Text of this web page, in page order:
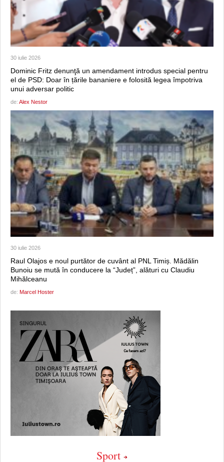
30 iulie 2026
Dominic Fritz denunţă un amendament introdus special pentru
el de PSD: Doar în țările bananiere e folosită legea împotriva
unui adversar politic
de: Alex Nestor
30 iulie 2026
Raul Olajos e noul purtător de cuvânt al PNL Timiș. Mădălin
Bunoiu se mută în conducere la “Județ”, alături cu Claudiu
Mihălceanu
de: Marcel Hoster
Sport